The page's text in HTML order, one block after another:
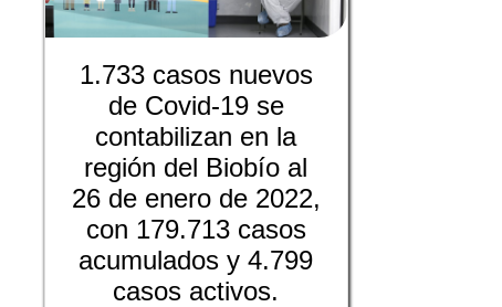
1.733 casos nuevos
de Covid-19 se
contabilizan en la
región del Biobío al
26 de enero de 2022,
con 179.713 casos
acumulados y 4.799
casos activos.